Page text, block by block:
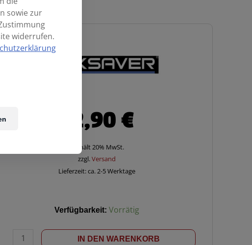
62,90€
Enthält 20% MwSt.
zzgl.Versand
Lieferzeit: ca. 2-5 Werktage
Verfügbarkeit: Vorrätig
IN DEN WARENKORB
sowie zur
widerrufen.